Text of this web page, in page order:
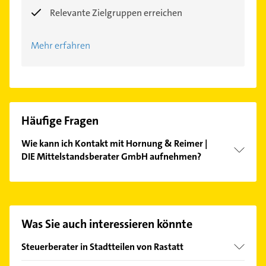
Relevante Zielgruppen erreichen
Mehr erfahren
Häufige Fragen
Wie kann ich Kontakt mit Hornung & Reimer |
DIE Mittelstandsberater GmbH aufnehmen?
auswählen. Hier finden Sie alleKontaktdaten
Was Sie auch interessieren könnte
Steuerberater in Stadtteilen von Rastatt